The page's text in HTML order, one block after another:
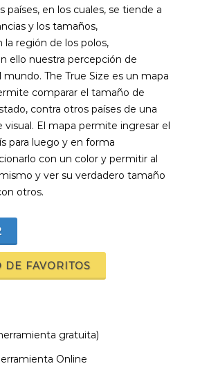
países, en los cuales, se tiende a
y los tamaños,
región de los polos,
ello nuestra percepción de
mundo. The True Size es un mapa
comparar el tamaño de
contra otros países de una
El mapa permite ingresar el
para luego y en forma
con un color y permitir al
y ver su verdadero tamaño
otros.
DE FAVORITOS
gratuita)
Online